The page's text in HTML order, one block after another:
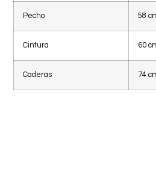
Pecho 58
Cintura 60
Caderas 74